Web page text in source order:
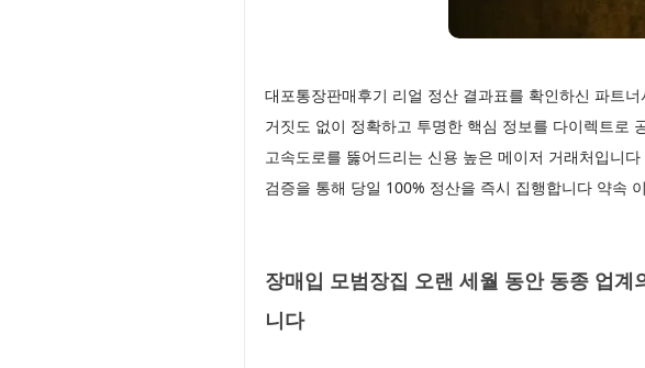
대포통장판매후기 리얼 정산 결과표를 확인하신 파트
거짓도 없이 정확하고 투명한 핵심 정보를 다이렉트로
고속도로를 뚫어드리는 신용 높은 메이저 거래처입니
검증을 통해 당일 100% 정산을 즉시 집행합니다 약속
장매입 모범장집 오랜 세월 동안 동종 업
니다